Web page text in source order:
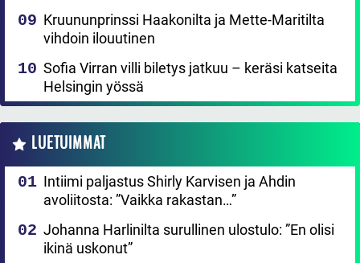
Kruununprinssi Haakonilta ja Mette-Maritilta
vihdoin ilouutinen
Sofia Virran villi biletys jatkuu – keräsi katseita
Helsingin yössä
LUETUIMMAT
Intiimi paljastus Shirly Karvisen ja Ahdin
avoliitosta: ”Vaikka rakastan…”
Johanna Harlinilta surullinen ulostulo: ”En olisi
ikinä uskonut”